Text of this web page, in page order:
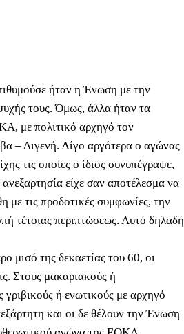
ήταν η Ένωση με την
τους. Όμως, άλλα ήταν τα
με πολιτικό αρχηγό τον
– Διγενή. Λίγο αργότερα ο αγώνας
τις οποίες ο ίδιος συνυπέγραψε,
είχε σαν αποτέλεσμα να
με τις προδοτικές συμφωνίες, την
τέτοιας περιπτώσεως. Αυτό δηλαδή
μισό της δεκαετίας του 60, οι
Στους μακαριακούς ή
ή ενωτικούς με αρχηγό
και οι δε θέλουν την Ένωση